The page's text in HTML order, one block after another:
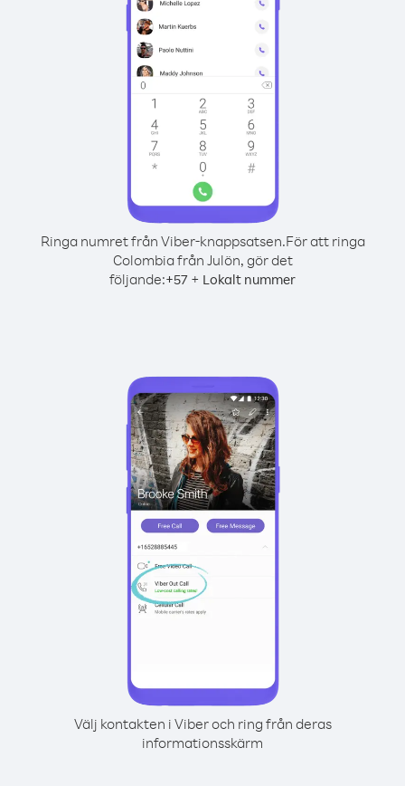
Ringa numret från Viber-knappsatsen.För att ringa
Colombia från Julön, gör det
följande:+57 + Lokalt nummer
Välj kontakten i Viber och ring från deras
informationsskärm